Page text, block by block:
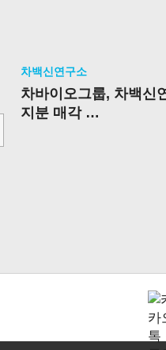
차백신연구소
차바이오그룹, 차백신
지분 매각